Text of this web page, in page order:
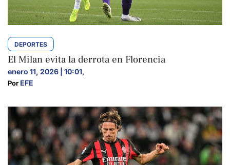
DEPORTES
El Milan evita la derrota en Florencia
enero 11, 2026 | 10:01,
Por EFE